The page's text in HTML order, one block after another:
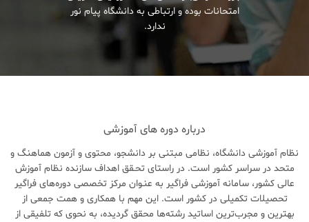
امتحانات بوده و ارتباطی به دانشگاه پیام نور
ندارد.
درباره دوره های آموزشی
نظام آموزشی دانشگاه، نظامی مبتنی بر دانشجو، محتوی و آزمون هماهنگ و
متحد در سراسر کشور است. در راستای تحـقق اهداف سازنده نظام آموزش
عالی کشور، سامانه آموزشی فراگیر به عنـوان مرکز تخصصی دوره‌های فراگیر
تحصیلات تکمیلی در کشور است. این مهم با همکاری و همت جمعی از
بهترین و مجرب‌ترین اساتید رشته‌ها محقق گردیده، به نحوی که تلفیقی از